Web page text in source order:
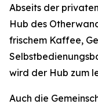
Abseits der
Hub des
frischem Kaffee,
wird der Hub zum
Auch die